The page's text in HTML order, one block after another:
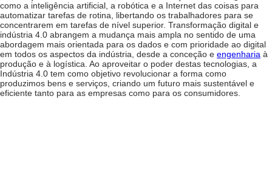
como a inteligência artificial, a robótica e a Internet das coisas para
automatizar tarefas de rotina, libertando os trabalhadores para se
concentrarem em tarefas de nível superior. Transformação digital e
indústria 4.0 abrangem a mudança mais ampla no sentido de uma
abordagem mais orientada para os dados e com prioridade ao digital
em todos os aspectos da indústria, desde a conceção e engenharia à
produção e à logística. Ao aproveitar o poder destas tecnologias, a
Indústria 4.0 tem como objetivo revolucionar a forma como
produzimos bens e serviços, criando um futuro mais sustentável e
eficiente tanto para as empresas como para os consumidores.